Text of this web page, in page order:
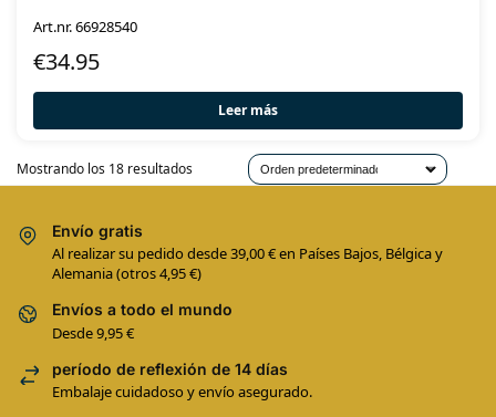
Art.nr. 66928540
€34.95
Leer más
Mostrando los 18 resultados
Envío gratis
Al realizar su pedido desde 39,00 € en Países Bajos, Bélgica y
Alemania (otros 4,95 €)
Envíos a todo el mundo
Desde 9,95 €
período de reflexión de 14 días
Embalaje cuidadoso y envío asegurado.